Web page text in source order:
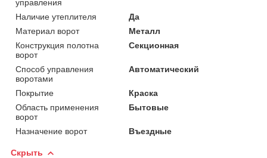
управления
Наличие утеплителя
Да
Материал ворот
Металл
Конструкция полотна
ворот
Секционная
Способ управления
воротами
Автоматический
Покрытие
Краска
Область применения
ворот
Бытовые
Назначение ворот Въездные
Скрыть